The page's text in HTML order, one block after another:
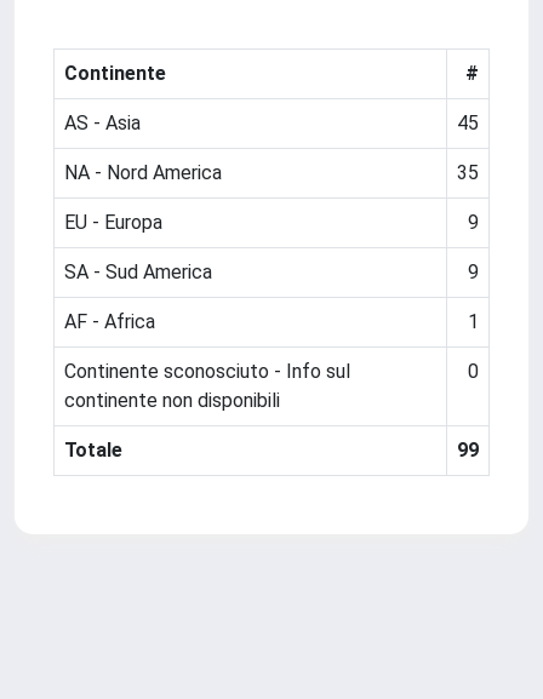
Continente #
AS - Asia 45
NA - Nord America 35
EU - Europa 9
SA - Sud America 9
AF - Africa 1
Continente sconosciuto - Info sul
continente non disponibili
0
Totale 99